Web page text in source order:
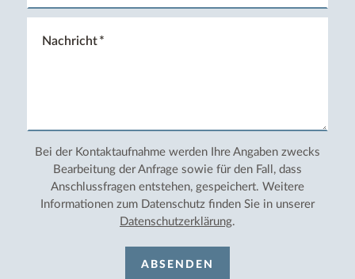
Nachricht
Bei der Kontaktaufnahme werden Ihre Angaben zwecks
Bearbeitung der Anfrage sowie für den Fall, dass
Anschlussfragen entstehen, gespeichert. Weitere
Informationen zum Datenschutz finden Sie in unserer
Datenschutzerklärung.
ABSENDEN